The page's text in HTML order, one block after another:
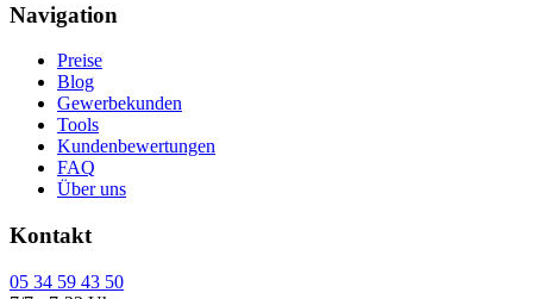
Navigation
Preise
Blog
Gewerbekunden
Tools
Kundenbewertungen
FAQ
Über uns
Kontakt
05 34 59 43 50